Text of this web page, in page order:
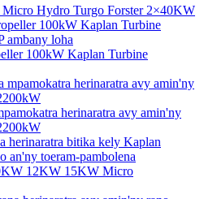
Micro Hydro Turgo Forster 2×40KW
100kW Kaplan Turbine
herinaratra avy amin'ny
12KW 15KW Micro